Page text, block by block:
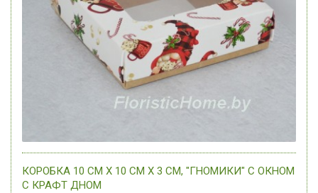
КОРОБКА 10 СМ Х 10 СМ Х 3 СМ, "ГНОМИКИ" С ОКНОМ
C КРАФТ ДНОМ